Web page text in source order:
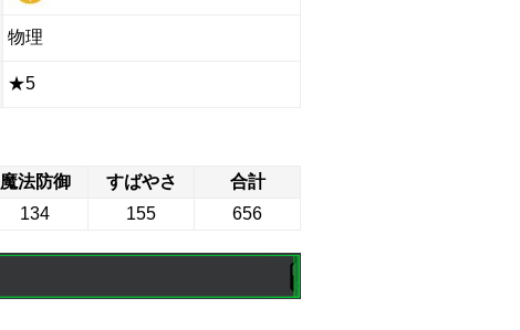
物理
★5
魔法防御 すばやさ
合計
134 155 656